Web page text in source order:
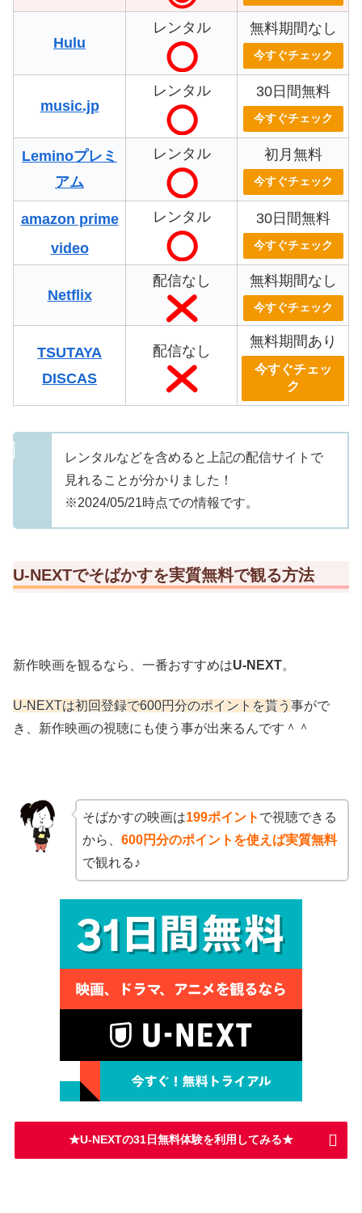
Hulu
レンタル 無料期間なし
今すぐチェック
music.jp
レンタル 30日間無料
今すぐチェック
Leminoプレミ
アム
レンタル 初月無料
今すぐチェック
amazon prime
video
レンタル 30日間無料
今すぐチェック
Netflix
配信なし 無料期間なし
今すぐチェック
TSUTAYA
DISCAS
配信なし
無料期間あり
今すぐチェッ
ク
レンタルなどを含めると上記の配信サイトで
見れることが分かりました！
※2024/05/21時点での情報です。
U-NEXTでそばかすを実質無料で観る方法
新作映画を観るなら、一番おすすめはU-NEXT。
U-NEXTは初回登録で600円分のポイントを貰う事がで
き、新作映画の視聴にも使う事が出来るんです＾＾
そばかすの映画は199ポイント で視聴できる
から、 600円分のポイントを使えば実質無料
で観れる♪
★U-NEXTの31日無料体験を利用してみる★